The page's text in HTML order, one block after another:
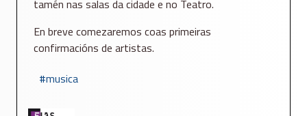
tamén nas salas da cidade e no Teatro.
En breve comezaremos coas primeiras
confirmacións de artistas.
musica